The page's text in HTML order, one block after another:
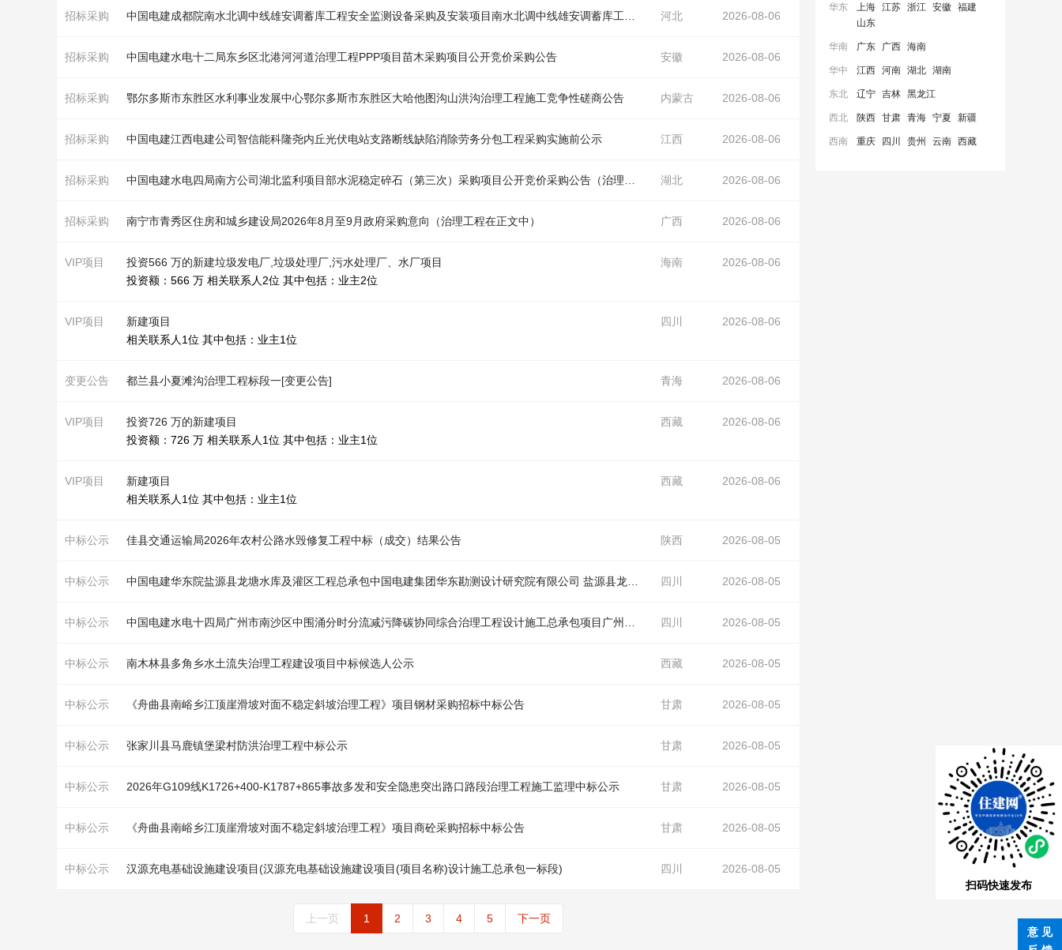
招标采购 中国电建成都院南水北调中线雄安调蓄库工程安全监测设备采购及安装项目南水北调中线雄安调蓄库工程 安全监测设备安装及观测、资料整编分析项目施工 机械租赁采购采购项目公开询比采购
河北 2026-08-06
招标采购 中国电建水电十二局东乡区北港河河道治理工程PPP项目苗木采购项目公开竞价采购公告 安徽 2026-08-06
招标采购 鄂尔多斯市东胜区水利事业发展中心鄂尔多斯市东胜区大哈他图沟山洪沟治理工程施工竞争性磋商公告 内蒙古 2026-08-06
招标采购 中国电建江西电建公司智信能科隆尧内丘光伏电站支路断线缺陷消除劳务分包工程采购实施前公示 江西 2026-08-06
招标采购 中国电建水电四局南方公司湖北监利项目部水泥稳定碎石（第三次）采购项目公开竞价采购公告（治理工程 在正文中）
湖北 2026-08-06
招标采购 南宁市青秀区住房和城乡建设局2026年8月至9月政府采购意向（治理工程在正文中） 广西 2026-08-06
VIP项目
投资566 万的新建垃圾发电厂,垃圾处理厂,污水处理厂、水厂项目
投资额：566 万 相关联系人2位 其中包括：业主2位
海南 2026-08-06
VIP项目
新建项目
相关联系人1位 其中包括：业主1位
四川 2026-08-06
变更公告 都兰县小夏滩沟治理工程标段一[变更公告] 青海 2026-08-06
VIP项目
投资726 万的新建项目
投资额：726 万 相关联系人1位 其中包括：业主1位
西藏 2026-08-06
VIP项目
新建项目
相关联系人1位 其中包括：业主1位
西藏 2026-08-06
中标公示 佳县交通运输局2026年农村公路水毁修复工程中标（成交）结果公告 陕西 2026-08-05
中标公示 中国电建华东院盐源县龙塘水库及灌区工程总承包中国电建集团华东勘测设计研究院有限公司 盐源县龙塘水库及灌区 设计-采购-施工
四川 2026-08-05
中标公示 中国电建水电十四局广州市南沙区中围涌分时分流减污降碳协同综合治理工程设计施工总承包项目广州市南沙区中围涌分时分流减污降碳协同综合 四川 2026-08-05
中标公示 南木林县多角乡水土流失治理工程建设项目中标候选人公示 西藏 2026-08-05
中标公示 《舟曲县南峪乡江顶崖滑坡对面不稳定斜坡治理工程》项目钢材采购招标中标公告 甘肃 2026-08-05
中标公示 张家川县马鹿镇堡梁村防洪治理工程中标公示 甘肃 2026-08-05
中标公示 2026年G109线K1726+400-K1787+865事故多发和安全隐患突出路口路段治理工程施工监理中标公示 甘肃 2026-08-05
中标公示 《舟曲县南峪乡江顶崖滑坡对面不稳定斜坡治理工程》项目商砼采购招标中标公告 甘肃 2026-08-05
中标公示 汉源充电基础设施建设项目(汉源充电基础设施建设项目(项目名称)设计施工总承包一标段) 四川 2026-08-05
上一页 1 2 3 4 5 下一页
华东 上海 江苏 浙江 安徽 福建
山东
华南 广东 广西 海南
华中 江西 河南 湖北 湖南
东北 辽宁 吉林 黑龙江
西北 陕西 甘肃 青海 宁夏 新疆
西南 重庆 四川 贵州 云南 西藏
扫码快速发布
意 见